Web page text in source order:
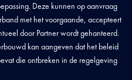
Deze kunnen op aanvraag
met het voorgaande, accepteert
door Partner wordt gehanteerd.
kan aangeven dat het beleid
die ontbreken in de regelgeving